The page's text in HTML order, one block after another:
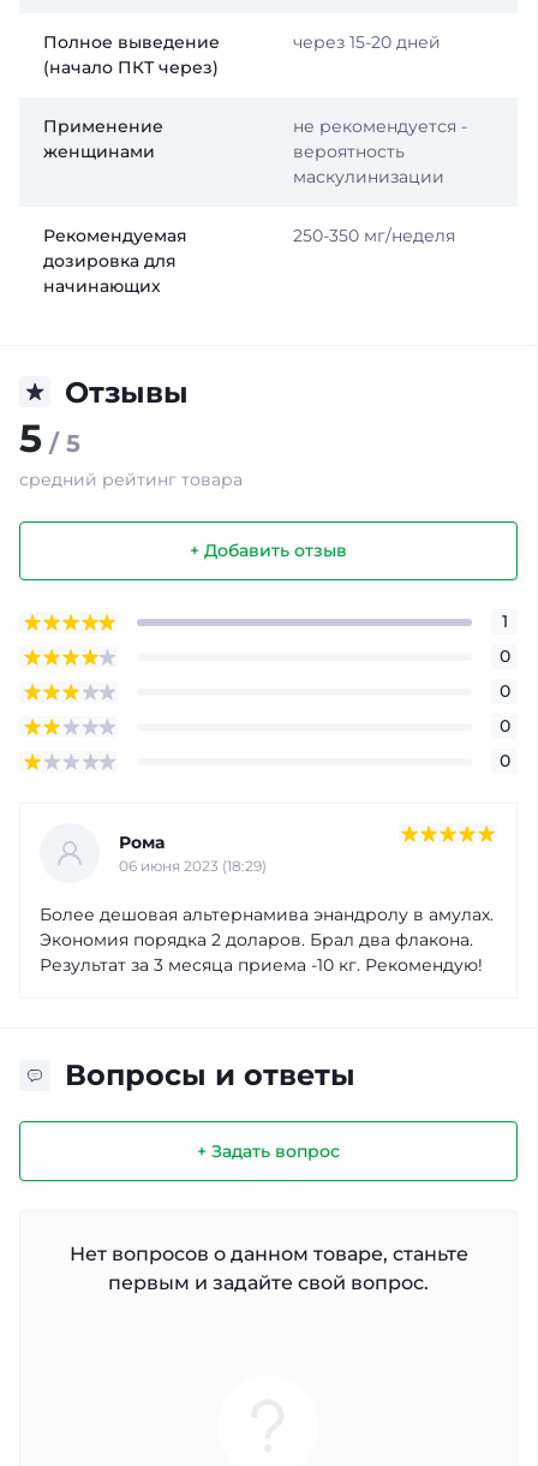
Полное выведение
(начало ПКТ через)
через 15-20 дней
Применение
женщинами
не рекомендуется -
вероятность
маскулинизации
Рекомендуемая
дозировка для
начинающих
250-350 мг/неделя
Отзывы
5 / 5
средний рейтинг товара
+ Добавить отзыв
1
0
0
0
0
Рома
06 июня 2023 (18:29)
Более дешовая альтернамива энандролу в амулах.
Экономия порядка 2 доларов. Брал два флакона.
Результат за 3 месяца приема -10 кг. Рекомендую!
Вопросы и ответы
+ Задать вопрос
Нет вопросов о данном товаре, станьте
первым и задайте свой вопрос.